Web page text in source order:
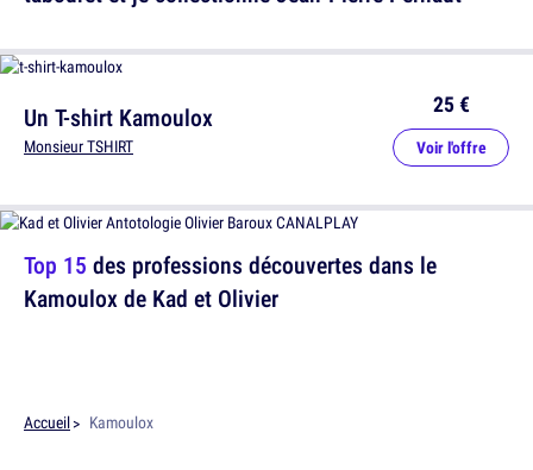
Un T-shirt Kamoulox
Monsieur TSHIRT
25 €
Voir l'offre
Top 15 des professions découvertes dans le
Kamoulox de Kad et Olivier
Accueil Kamoulox